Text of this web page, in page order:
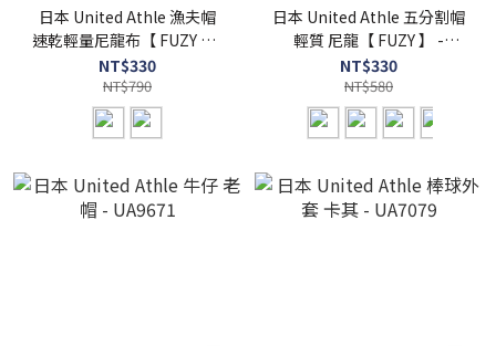
日本 United Athle 漁夫帽
速乾輕量尼龍布【 FUZY 】-
UA9674
NT$330
NT$790
日本 United Athle 五分割帽
輕質 尼龍【 FUZY 】 -
UA9672
NT$330
NT$580